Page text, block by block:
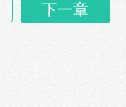
下一章